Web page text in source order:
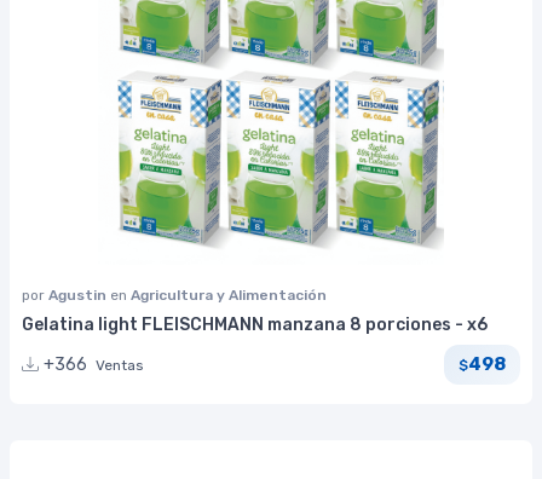
por Agustin en Agricultura y Alimentación
Gelatina light FLEISCHMANN manzana 8 porciones - x6
+366 Ventas $498